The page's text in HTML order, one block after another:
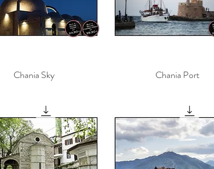
Γρήγορη προβολή
Chania Sky Γρήγορη προβολή
Chania Port